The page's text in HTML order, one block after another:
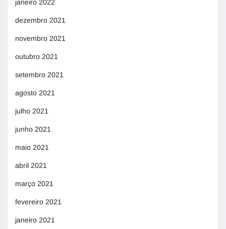
janeiro 2022
dezembro 2021
novembro 2021
outubro 2021
setembro 2021
agosto 2021
julho 2021
junho 2021
maio 2021
abril 2021
março 2021
fevereiro 2021
janeiro 2021